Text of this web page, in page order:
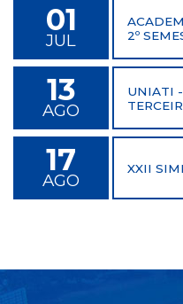
01
JUL
2º
13
AGO
UNIATI
17
AGO
XXII